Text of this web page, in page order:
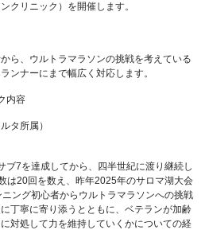
クリニック）を開催します。
ら、ウルトラマラソンの挑戦を考えている
ンナーにまで幅広く対応します。
内容
タ所属）
7を達成してから、四半世紀に渡り継続し
は20回を数え、昨年2025年のサロマ湖大会
ング初心者からウルトラマラソンへの挑戦
丁寧に寄り添うとともに、ベテランが加齢
対処して力を維持していくかについての経